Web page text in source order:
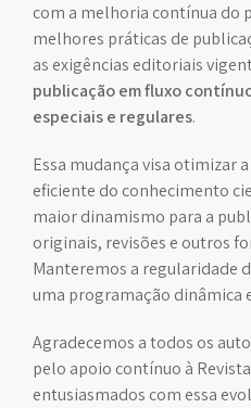
com a melhoria contínua do
melhores práticas de
as exigências editoriais
publicação em fluxo
especiais e regulares.
Essa mudança visa otimizar
eficiente do conhecimento
maior dinamismo para a
originais, revisões e outros
Manteremos a regularidade
uma programação dinâmica
Agradecemos a todos os
pelo apoio contínuo à
entusiasmados com essa